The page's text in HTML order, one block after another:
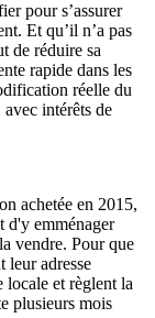
pour s’assurer
Et qu’il n’a pas
de réduire sa
rapide dans les
réelle du
intérêts de
achetée en 2015,
d'y emménager
vendre. Pour que
leur adresse
locale et règlent la
plusieurs mois